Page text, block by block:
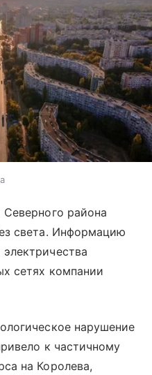
района
света. Информацию
сетях компании
нарушение
к частичному
на Королева,